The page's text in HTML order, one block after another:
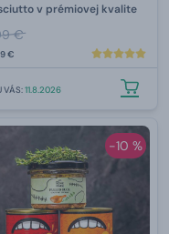
v prémiovej kvalite
€
€
VÁS:11.8.2026
-10 %